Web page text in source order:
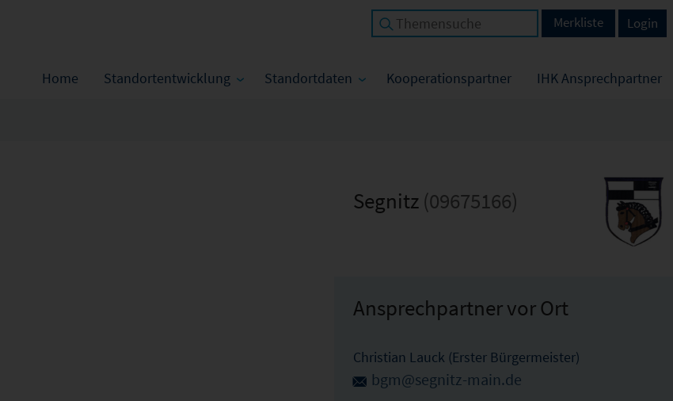
Home Standortentwicklung Standortdaten Kooperationspartner IHK Ansprechpartner
Login
Merkliste
Segnitz (09675166)
Ansprechpartner vor Ort
Christian Lauck (Erster Bürgermeister)
bgm@segnitz-main.de